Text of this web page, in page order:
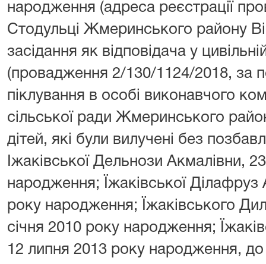
народження (адреса реєстрації
Стодульці Жмеринського району
засідання як відповідача у
(провадження 2/130/1124/2018, за
піклування в особі виконавчого
сільської ради Жмеринського
дітей, які були вилучені без
Іжаківської Дельнози Акмалівни,
народження; Їжаківської
року народження; Їжаківського
січня 2010 року народження;
12 липня 2013 року народження, до